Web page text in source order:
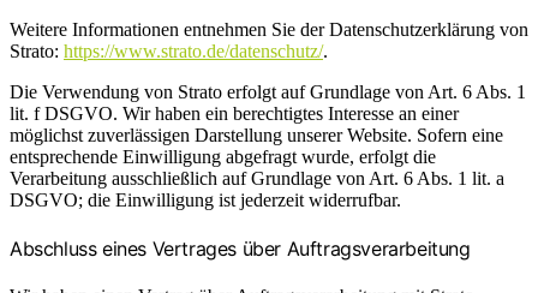
Weitere Informationen entnehmen Sie der Datenschutzerklärung von
Strato: https://www.strato.de/datenschutz/.
Die Verwendung von Strato erfolgt auf Grundlage von Art. 6 Abs. 1
lit. f DSGVO. Wir haben ein berechtigtes Interesse an einer
möglichst zuverlässigen Darstellung unserer Website. Sofern eine
entsprechende Einwilligung abgefragt wurde, erfolgt die
Verarbeitung ausschließlich auf Grundlage von Art. 6 Abs. 1 lit. a
DSGVO; die Einwilligung ist jederzeit widerrufbar.
Abschluss eines Vertrages über Auftragsverarbeitung